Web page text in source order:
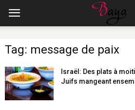
Tag: message de paix
Israël: Des plats à
Juifs mangeant